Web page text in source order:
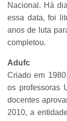
Nacional. Há
essa data, foi
anos de luta
completou.
Adufc
Criado em
os professoras
docentes
2010, a